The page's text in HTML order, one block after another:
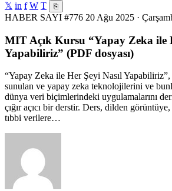
𝕏 in f W T ⎘
HABER SAYI #776 20 Ağu 2025 ·
MIT Açık Kursu “Yapay Zeka ile
Yapabiliriz” (PDF dosyası)
“Yapay Zeka ile Her Şeyi Nasıl
sunulan ve yapay zeka teknolojilerini ve
dünya veri biçimlerindeki uygulamalarını
çığır açıcı bir derstir. Ders, dilden
tıbbi verilere…